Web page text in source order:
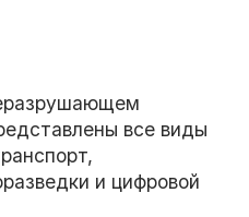
все виды
и цифровой